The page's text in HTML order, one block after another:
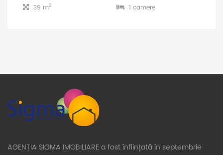
39 m2 1 camere
AGENȚIA SIGMA IMOBILIARE a fost înființată în septembrie